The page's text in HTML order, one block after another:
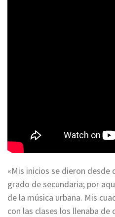
«Mis inicios se dieron desde
grado de secundaria; por
de la música urbana. Mis
con las clases los llenaba